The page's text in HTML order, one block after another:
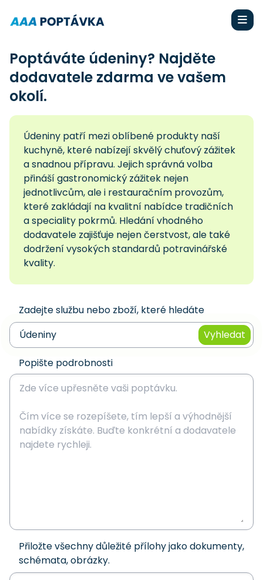
Poptáváte údeniny? Najděte
dodavatele zdarma ve vašem
okolí.
Údeniny patří mezi oblíbené produkty naší
kuchyně, které nabízejí skvělý chuťový zážitek
a snadnou přípravu. Jejich správná volba
přináší gastronomický zážitek nejen
jednotlivcům, ale i restauračním provozům,
které zakládají na kvalitní nabídce tradičních
a speciality pokrmů. Hledání vhodného
dodavatele zajišťuje nejen čerstvost, ale také
dodržení vysokých standardů potravinářské
kvality.
Zadejte službu nebo zboží, které hledáte
Vyhledat
Popište podrobnosti
Přiložte všechny důležité přílohy jako dokumenty,
schémata, obrázky.